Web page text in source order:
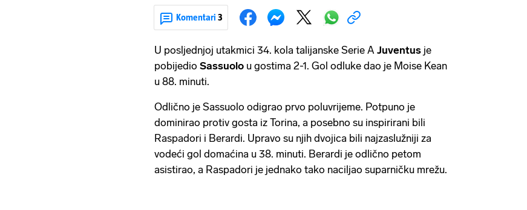
Komentari 3
U posljednjoj utakmici 34. kola talijanske Serie A Juventus je
pobijedio Sassuolo u gostima 2-1. Gol odluke dao je Moise Kean
u 88. minuti.
Odlično je Sassuolo odigrao prvo poluvrijeme. Potpuno je
dominirao protiv gosta iz Torina, a posebno su inspirirani bili
Raspadori i Berardi. Upravo su njih dvojica bili najzaslužniji za
vodeći gol domaćina u 38. minuti. Berardi je odlično petom
asistirao, a Raspadori je jednako tako naciljao suparničku mrežu.